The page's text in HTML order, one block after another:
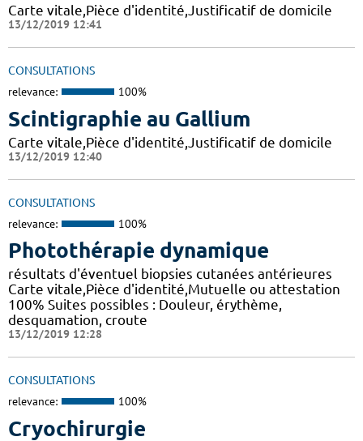
Carte vitale,Pièce d'identité,Justificatif de domicile
13/12/2019 12:41
CONSULTATIONS
relevance: 100%
Scintigraphie au Gallium
Carte vitale,Pièce d'identité,Justificatif de domicile
13/12/2019 12:40
CONSULTATIONS
relevance: 100%
Photothérapie dynamique
résultats d'éventuel biopsies cutanées antérieures
Carte vitale,Pièce d'identité,Mutuelle ou attestation
100% Suites possibles : Douleur, érythème,
desquamation, croute
13/12/2019 12:28
CONSULTATIONS
relevance: 100%
Cryochirurgie